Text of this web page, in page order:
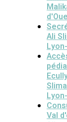
Ali
Val